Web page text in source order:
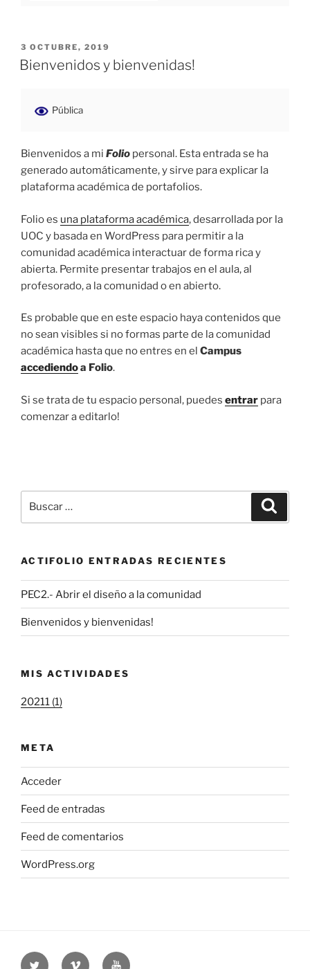
PUBLICADO
EL
3 OCTUBRE, 2019
Bienvenidos y bienvenidas!
Pública
Bienvenidos a mi Folio personal. Esta entrada se ha
generado automáticamente, y sirve para explicar la
plataforma académica de portafolios.
Folio es una plataforma académica, desarrollada por la
UOC y basada en WordPress para permitir a la
comunidad académica interactuar de forma rica y
abierta. Permite presentar trabajos en el aula, al
profesorado, a la comunidad o en abierto.
Es probable que en este espacio haya contenidos que
no sean visibles si no formas parte de la comunidad
académica hasta que no entres en el Campus
accediendoa Folio.
Si se trata de tu espacio personal, puedes entrar para
comenzar a editarlo!
por:
ACTIFOLIO ENTRADAS RECIENTES
PEC2.- Abrir el diseño a la comunidad
Bienvenidos y bienvenidas!
MIS ACTIVIDADES
20211 (1)
META
Acceder
Feed de entradas
Feed de comentarios
WordPress.org
Twitter Vimeo Youtube